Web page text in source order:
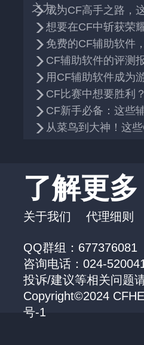
之力！
成为CF高手之路，
想要在CF中斩获荣
免费的CF辅助软件
CF辅助软件的评测
用CF辅助软件成为
CF比赛中想要胜利
CF新手必备：这些
从菜鸟到大神！这
了解更多
关于我们 代理细则
QQ群组：677376081
咨询电话：024-
投诉/建议等相关问题
Copyright©2024
号-1